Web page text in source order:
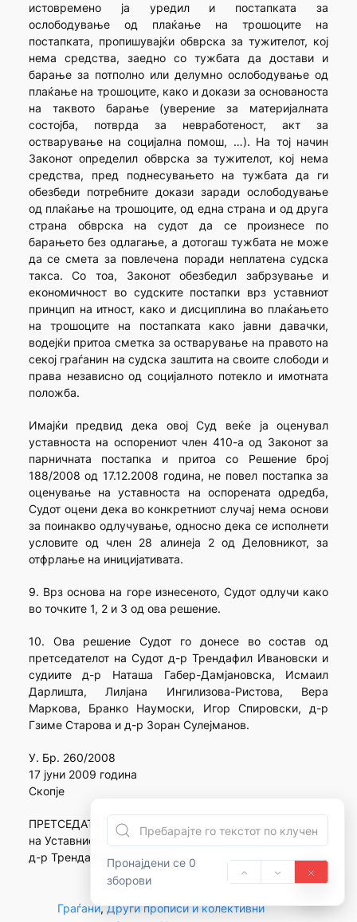
Пронајдени се 0
зборови
истовремено ја уредил и постапката за
ослободување од плаќање на трошоците на
постапката, пропишувајќи обврска за тужителот, кој
нема средства, заедно со тужбата да достави и
барање за потполно или делумно ослободување од
плаќање на трошоците, како и докази за основаноста
на таквото барање (уверение за материјалната
состојба, потврда за невработеност, акт за
остварување на социјална помош, …). На тој начин
Законот определил обврска за тужителот, кој нема
средства, пред поднесувањето на тужбата да ги
обезбеди потребните докази заради ослободување
од плаќање на трошоците, од една страна и од друга
страна обврска на судот да се произнесе по
барањето без одлагање, а дотогаш тужбата не може
да се смета за повлечена поради неплатена судска
такса. Со тоа, Законот обезбедил забрзување и
економичност во судските постапки врз уставниот
принцип на итност, како и дисциплина во плаќањето
на трошоците на постапката како јавни давачки,
водејќи притоа сметка за остварување на правото на
секој граѓанин на судска заштита на своите слободи и
права независно од социјалното потекло и имотната
положба.
Имајќи предвид дека овој Суд веќе ја оценувал
уставноста на оспорениот член 410-а од Законот за
парничната постапка и притоа со Решение број
188/2008 од 17.12.2008 година, не повел постапка за
оценување на уставноста на оспорената одредба,
Судот оцени дека во конкретниот случај нема основи
за поинакво одлучување, односно дека се исполнети
условите од член 28 алинеја 2 од Деловникот, за
отфрлање на иницијативата.
9. Врз основа на горе изнесеното, Судот одлучи како
во точките 1, 2 и 3 од ова решение.
10. Ова решение Судот го донесе во состав од
претседателот на Судот д-р Трендафил Ивановски и
судиите д-р Наташа Габер-Дамјановска, Исмаил
Дарлишта, Лилјана Ингилизова-Ристова, Вера
Маркова, Бранко Наумоски, Игор Спировски, д-р
Гзиме Старова и д-р Зоран Сулејманов.
У. Бр. 260/2008
17 јуни 2009 година
Скопје
ПРЕТСЕДАТЕЛ
на Уставниот суд на Република Македонија
д-р Трендафил Ивановски
Граѓани, Други прописи и колективни